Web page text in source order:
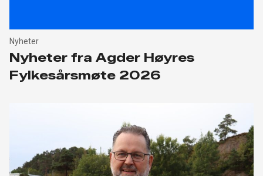
Nyheter
Nyheter fra Agder Høyres
Fylkesårsmøte 2026